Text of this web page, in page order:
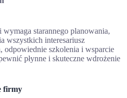
starannego planowania,
wszystkich interesariusz
szkolenia i wsparcie
płynne i skuteczne wdrożenie
firmy